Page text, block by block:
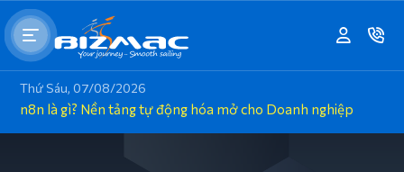
Thứ Sáu, 07/08/2026
n8n là gì? Nền tảng tự động hóa mở cho Doanh nghiệp